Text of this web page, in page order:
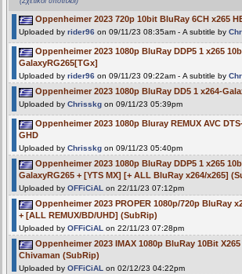
Oppenheimer 2023 720p 10bit BluRay 6CH x265
Uploaded by rider96 on 09/11/23 08:35am - A subtitle by
Oppenheimer 2023 1080p BluRay DDP5 1 x265
GalaxyRG265[TGx]
Uploaded by rider96 on 09/11/23 09:22am - A subtitle by
Oppenheimer 2023 1080p BluRay DD5 1 x264-
Uploaded by Chrisskg on 09/11/23 05:39pm
Oppenheimer 2023 1080p Bluray REMUX AVC
GHD
Uploaded by Chrisskg on 09/11/23 05:40pm
Oppenheimer 2023 1080p BluRay DDP5 1 x265
GalaxyRG265 + [YTS MX] [+ ALL BluRay x264/x265]
Uploaded by OFFiCiAL on 22/11/23 07:12pm
Oppenheimer 2023 PROPER 1080p/720p BluRay
+ [ALL REMUX/BD/UHD] (SubRip)
Uploaded by OFFiCiAL on 22/11/23 07:28pm
Oppenheimer 2023 IMAX 1080p BluRay 10Bit X265
Chivaman (SubRip)
Uploaded by OFFiCiAL on 02/12/23 04:22pm